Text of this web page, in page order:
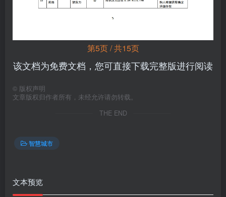
第5页 / 共15页
该文档为免费文档，您可直接下载完整版进行阅读
© 版权声明
文章版权归作者所有，未经允许请勿转载。
THE END
智慧城市
文本预览